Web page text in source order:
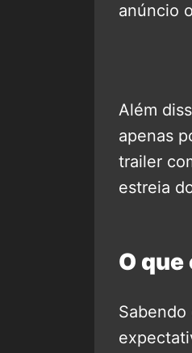
anúncio
Além
apenas
trailer
estreia
O